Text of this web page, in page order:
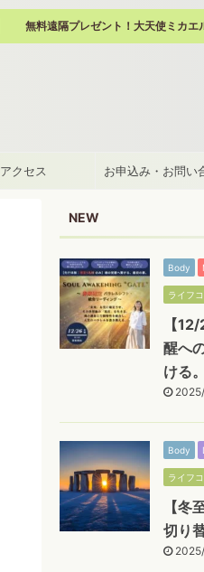
無料遠隔プレゼント！大天使ミカエ
アクセス お申込み・お問い
NEW
Body
ライフ
【
醒へ
ける。
Body
ライフ
【冬
切り